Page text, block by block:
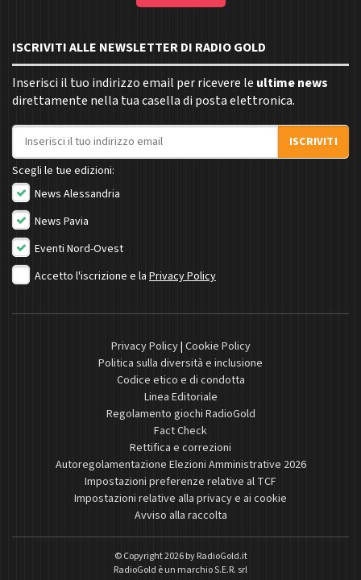
ISCRIVITI ALLE NEWSLETTER DI RADIO GOLD
Inserisci il tuo indirizzo email per ricevere le ultime news
direttamente nella tua casella di posta elettronica.
Indirizzo email
ISCRIVITI
Scegli le tue edizioni:
News Alessandria
News Pavia
Eventi Nord-Ovest
Accetto l'iscrizione e la Privacy Policy
Privacy Policy| Cookie Policy
Politica sulla diversità e inclusione
Codice etico e di condotta
Linea Editoriale
Regolamento giochi RadioGold
Fact Check
Rettifica e correzioni
Autoregolamentazione Elezioni Amministrative 2026
Impostazioni preferenze relative al TCF
Impostazioni relative alla privacy e ai cookie
Avviso alla raccolta
© Copyright 2026 byRadioGold.it
RadioGold è un marchio S.E.R. srl